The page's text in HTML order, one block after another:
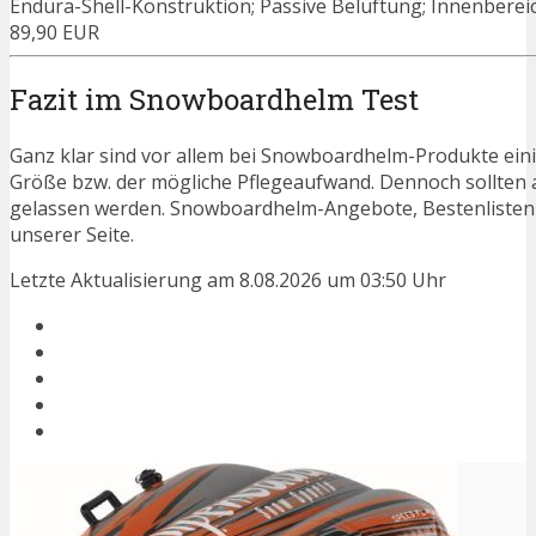
Endura-Shell-Konstruktion; Passive Belüftung;
89,90 EUR
Fazit im Snowboardhelm Test
Ganz klar sind vor allem bei Snowboardhelm-Produkte
Größe bzw. der mögliche Pflegeaufwand. Dennoch
gelassen werden. Snowboardhelm-Angebote,
unserer Seite.
Letzte Aktualisierung am 8.08.2026 um 03:50 Uhr